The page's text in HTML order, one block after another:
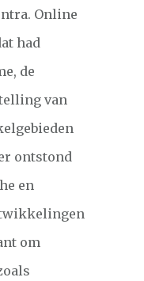
Online
had
de
van
ontstond
en
om